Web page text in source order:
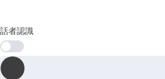
話者認識